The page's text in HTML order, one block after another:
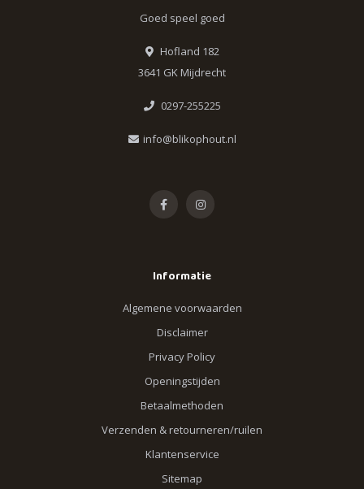
Goed speel goed
Hofland 182
3641 GK Mijdrecht
0297-255225
info@blikophout.nl
Informatie
Algemene voorwaarden
Disclaimer
Privacy Policy
Openingstijden
Betaalmethoden
Verzenden & retourneren/ruilen
Klantenservice
Sitemap